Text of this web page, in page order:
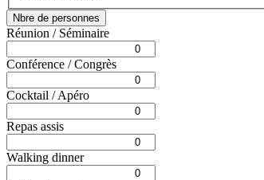
Nbre de personnes
Réunion / Séminaire
Conférence / Congrès
Cocktail / Apéro
Repas assis
Walking dinner